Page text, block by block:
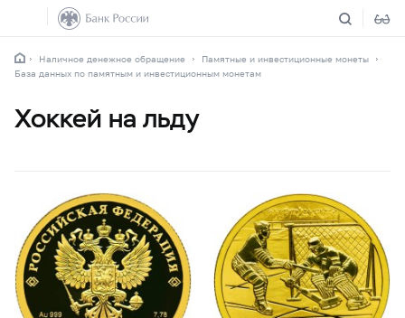
Наличное денежное обращение
Памятные и инвестиционные монеты
База данных по памятным и инвестиционным монетам
Хоккей на льду